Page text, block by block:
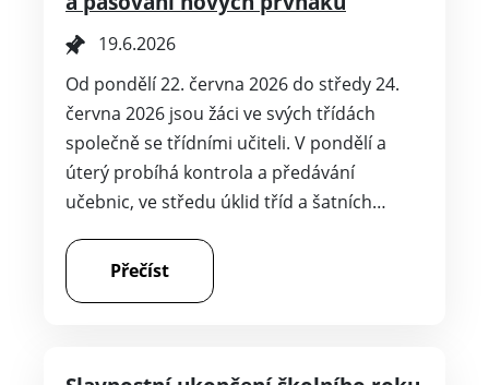
19.6.2026
Od pondělí 22. června 2026 do středy 24.
června 2026 jsou žáci ve svých třídách
společně se třídními učiteli. V pondělí a
úterý probíhá kontrola a předávání
učebnic, ve středu úklid tříd a šatních…
Přečíst